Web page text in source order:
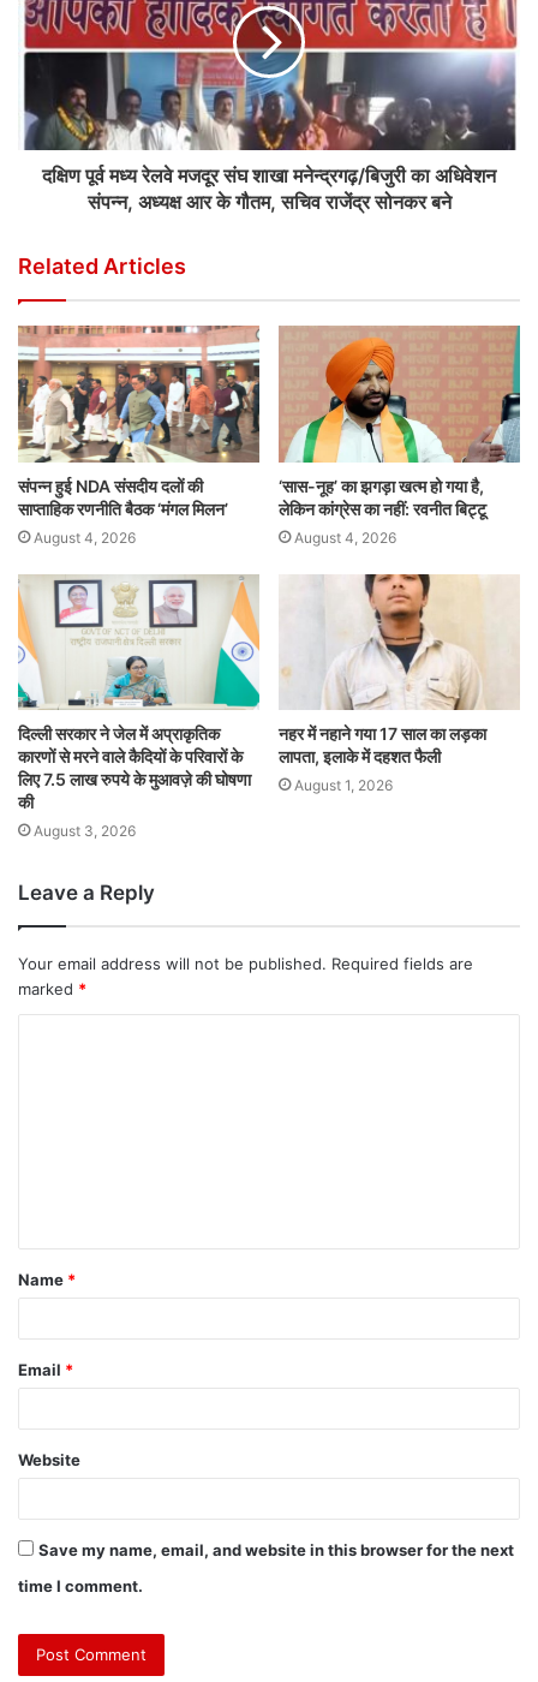
दक्षिण पूर्व मध्य रेलवे मजदूर संघ शाखा मनेन्द्रगढ़/बिजुरी का अधिवेशन
संपन्न, अध्यक्ष आर के गौतम, सचिव राजेंद्र सोनकर बने
Related Articles
संपन्न हुई NDA संसदीय दलों की
साप्ताहिक रणनीति बैठक ‘मंगल मिलन’
August 4, 2026
‘सास-नूह’ का झगड़ा खत्म हो गया है,
लेकिन कांग्रेस का नहीं: रवनीत बिट्टू
August 4, 2026
दिल्ली सरकार ने जेल में अप्राकृतिक
कारणों से मरने वाले कैदियों के परिवारों के
लिए 7.5 लाख रुपये के मुआवज़े की घोषणा
की
August 3, 2026
नहर में नहाने गया 17 साल का लड़का
लापता, इलाके में दहशत फैली
August 1, 2026
Leave a Reply
Your email address will not be published. Required fields are
marked *
Name *
Email *
Website
Save my name, email, and website in this browser for the next
time I comment.